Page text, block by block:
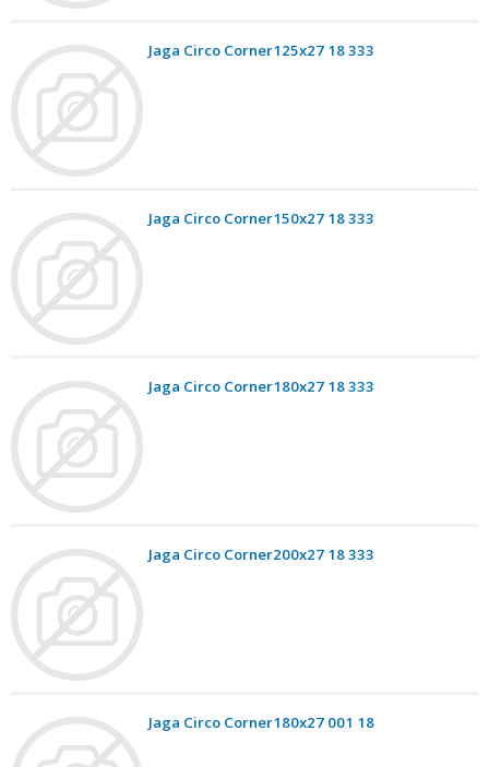
Jaga Circo Corner125x27 18 333
Jaga Circo Corner150x27 18 333
Jaga Circo Corner180x27 18 333
Jaga Circo Corner200x27 18 333
Jaga Circo Corner180x27 001 18